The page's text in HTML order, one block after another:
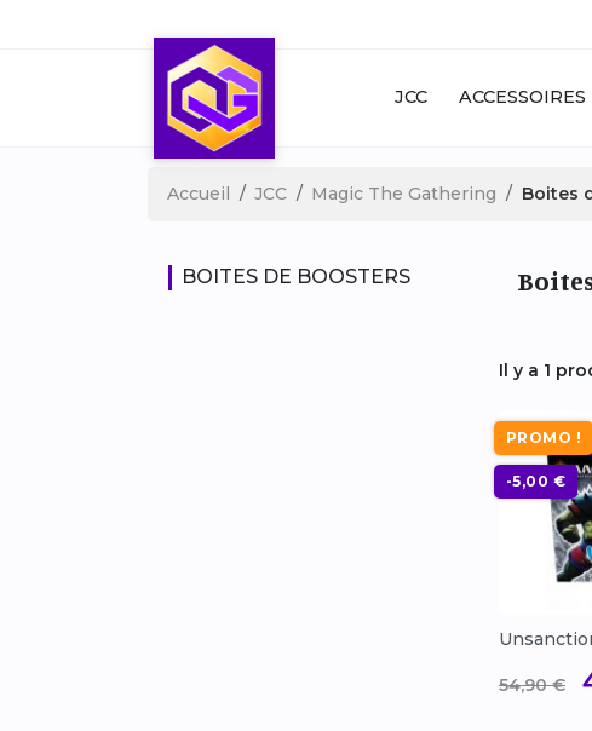
JCC ACCESSOIRES
Accueil JCC Magic The Gathering Boites
BOITES DE BOOSTERS
Il y a 1

Prix de
54,90 €
PROMO !
-5,00 €